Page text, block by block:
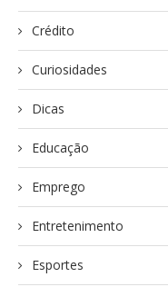
Crédito
Curiosidades
Dicas
Educação
Emprego
Entretenimento
Esportes